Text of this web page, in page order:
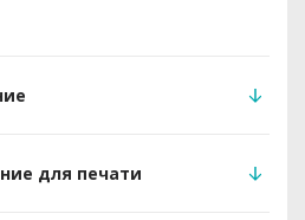
для печати